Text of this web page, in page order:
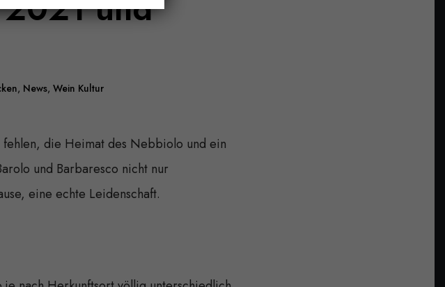
, News, Wein Kultur
fehlen, die Heimat des Nebbiolo und ein
und Barbaresco nicht nur
eine echte Leidenschaft.